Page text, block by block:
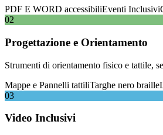
PDF E WORD accessibiliEventi Inclusivi
02
Progettazione e Orientamento
Strumenti di orientamento fisico e tattile,
Mappe e Pannelli tattiliTarghe nero braille
03
Video Inclusivi